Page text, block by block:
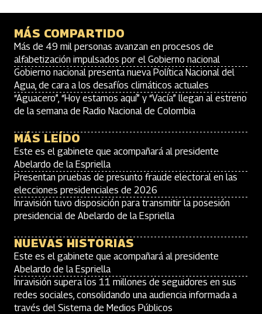
MÁS COMPARTIDO
Más de 49 mil personas avanzan en procesos de
alfabetización impulsados por el Gobierno nacional
Gobierno nacional presenta nueva Política Nacional del
Agua, de cara a los desafíos climáticos actuales
“Aguacero”, “Hoy estamos aquí” y “Vacía” llegan al estreno
de la semana de Radio Nacional de Colombia
MÁS LEÍDO
Este es el gabinete que acompañará al presidente
Abelardo de la Espriella
Presentan pruebas de presunto fraude electoral en las
elecciones presidenciales de 2026
Inravisión tuvo disposición para transmitir la posesión
presidencial de Abelardo de la Espriella
NUEVAS HISTORIAS
Este es el gabinete que acompañará al presidente
Abelardo de la Espriella
Inravisión supera los 11 millones de seguidores en sus
redes sociales, consolidando una audiencia informada a
través del Sistema de Medios Públicos